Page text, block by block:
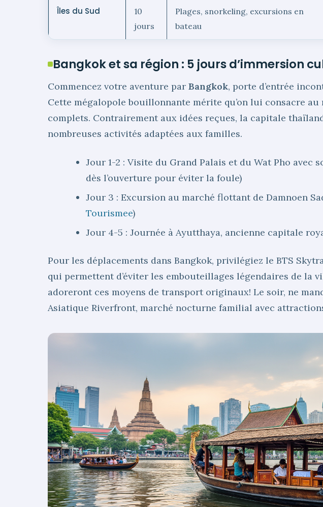
Îles du Sud
10
jours
Plages, snorkeling, excursions en
bateau
Bangkok et sa région : 5 jours d’immersion
Commencez votre aventure par Bangkok, porte d’entrée
Cette mégalopole bouillonnante mérite qu’on lui consacre
complets. Contrairement aux idées reçues, la capitale
nombreuses activités adaptées aux familles.
Jour 1-2 : Visite du Grand Palais et du Wat Pho avec
dès l’ouverture pour éviter la foule)
Jour 3 : Excursion au marché flottant de Damnoen
Tourismee)
Jour 4-5 : Journée à Ayutthaya, ancienne capitale
Pour les déplacements dans Bangkok, privilégiez le BTS
qui permettent d’éviter les embouteillages légendaires de la
adoreront ces moyens de transport originaux! Le soir, ne
Asiatique Riverfront, marché nocturne familial avec